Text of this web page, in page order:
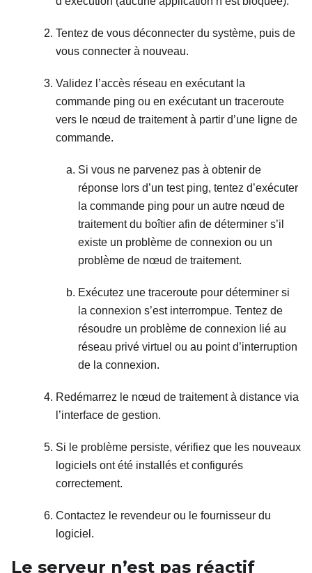
Tentez de vous déconnecter du système, puis de
vous connecter à nouveau.
Validez l’accès réseau en exécutant la
commande ping ou en exécutant un traceroute
vers le nœud de traitement à partir d’une ligne de
commande.
Si vous ne parvenez pas à obtenir de
réponse lors d’un test ping, tentez d’exécuter
la commande ping pour un autre nœud de
traitement du boîtier afin de déterminer s’il
existe un problème de connexion ou un
problème de nœud de traitement.
Exécutez une traceroute pour déterminer si
la connexion s’est interrompue. Tentez de
résoudre un problème de connexion lié au
réseau privé virtuel ou au point d’interruption
de la connexion.
Redémarrez le nœud de traitement à distance via
l’interface de gestion.
Si le problème persiste, vérifiez que les nouveaux
logiciels ont été installés et configurés
correctement.
Contactez le revendeur ou le fournisseur du
logiciel.
Le serveur n’est pas réactif